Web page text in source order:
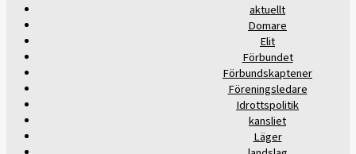
aktuellt
Domare
Elit
Förbundet
Förbundskaptener
Föreningsledare
Idrottspolitik
kansliet
Läger